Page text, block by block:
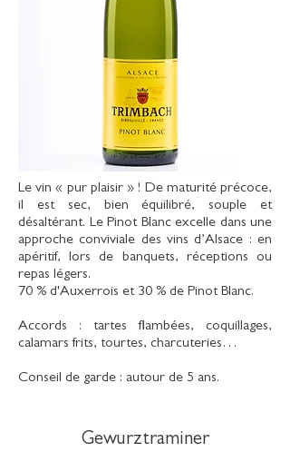
Le vin « pur plaisir » ! De maturité précoce,
il est sec, bien équilibré, souple et
désaltérant. Le Pinot Blanc excelle dans une
approche conviviale des vins d’Alsace : en
apéritif, lors de banquets, réceptions ou
repas légers.
70 % d'Auxerrois et 30 % de Pinot Blanc.
Accords : tartes flambées, coquillages,
calamars frits, tourtes, charcuteries…
Conseil de garde : autour de 5 ans.
Gewurztraminer